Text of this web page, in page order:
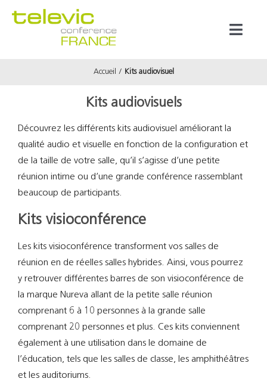
Accueil Kits audiovisuel
Kits audiovisuels
Découvrez les différents kits audiovisuel améliorant la
qualité audio et visuelle en fonction de la configuration et
de la taille de votre salle, qu’il s’agisse d’une petite
réunion intime ou d’une grande conférence rassemblant
beaucoup de participants.
Kits visioconférence
Les kits visioconférence transforment vos salles de
réunion en de réelles salles hybrides. Ainsi, vous pourrez
y retrouver différentes barres de son visioconférence de
la marque Nureva allant de la petite salle réunion
comprenant 6 à 10 personnes à la grande salle
comprenant 20 personnes et plus. Ces kits conviennent
également à une utilisation dans le domaine de
l’éducation, tels que les salles de classe, les amphithéâtres
et les auditoriums.